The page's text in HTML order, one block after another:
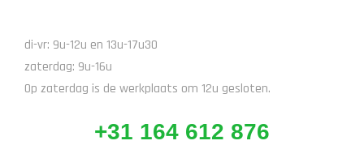
di-vr: 9u-12u en 13u-17u30
zaterdag: 9u-16u
Op zaterdag is de werkplaats om 12u gesloten.
+31 164 612 876